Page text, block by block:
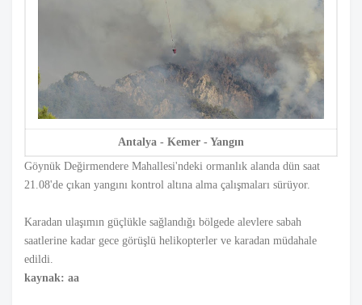
Antalya - Kemer - Yangın
Göynük Değirmendere Mahallesi'ndeki ormanlık alanda dün saat
21.08'de çıkan yangını kontrol altına alma çalışmaları sürüyor.
Karadan ulaşımın güçlükle sağlandığı bölgede alevlere sabah
saatlerine kadar gece görüşlü helikopterler ve karadan müdahale
edildi.
kaynak: aa